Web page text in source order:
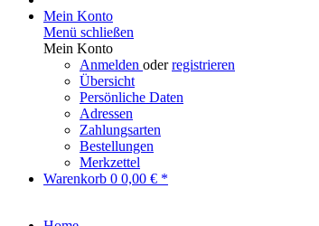
Mein Konto
Menü schließen
Mein Konto
Anmelden oderregistrieren
Übersicht
Persönliche Daten
Adressen
Zahlungsarten
Bestellungen
Merkzettel
Warenkorb 0 0,00 € *